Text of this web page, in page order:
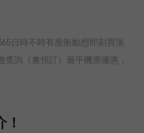
日時不時有股衝動想即刻買張
詢（兼預訂）最平機票優惠，